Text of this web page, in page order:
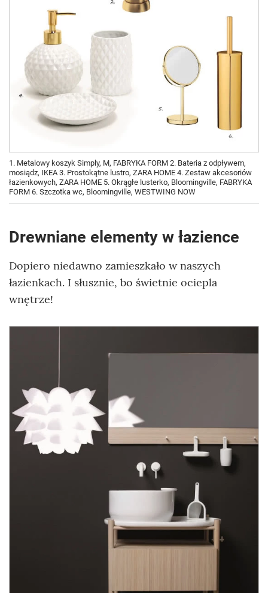
1. Metalowy koszyk Simply, M, FABRYKA FORM 2. Bateria z odpływem,
mosiądz, IKEA 3. Prostokątne lustro, ZARA HOME 4. Zestaw akcesoriów
łazienkowych, ZARA HOME 5. Okrągłe lusterko, Bloomingville, FABRYKA
FORM 6. Szczotka wc, Bloomingville, WESTWING NOW
Drewniane elementy w łazience
Dopiero niedawno zamieszkało w naszych
łazienkach. I słusznie, bo świetnie ociepla
wnętrze!